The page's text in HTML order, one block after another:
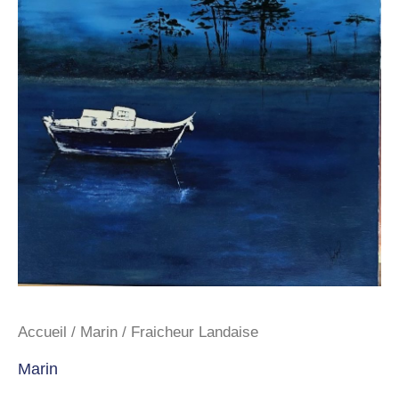
Accueil / Marin / Fraicheur Landaise
Marin